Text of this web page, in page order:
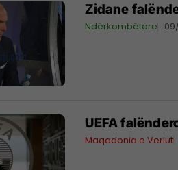
Zidane
Ndërkombëtare
UEFA
Maqedonia e Veriut